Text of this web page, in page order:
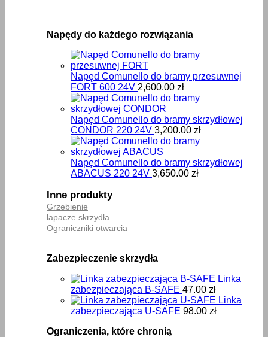
Napędy do każdego rozwiązania
Napęd Comunello do bramy przesuwnej
FORT 600 24V 2,600.00 zł
Napęd Comunello do bramy skrzydłowej
CONDOR 220 24V 3,200.00 zł
Napęd Comunello do bramy skrzydłowej
ABACUS 220 24V 3,650.00 zł
Inne produkty
Grzebienie
łapacze skrzydła
Ograniczniki otwarcia
Zabezpieczenie skrzydła
Linka
zabezpieczająca B-SAFE 47.00 zł
Linka
zabezpieczająca U-SAFE 98.00 zł
Ograniczenia, które chronią